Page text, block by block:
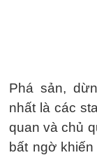
Phá sản,
nhất là các
quan và chủ
bất ngờ